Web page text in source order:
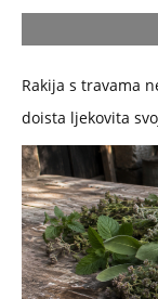
Rakija s travama
doista ljekovita